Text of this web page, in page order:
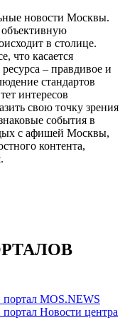
новости Москвы.
в столице.
что касается
– правдивое и
стандартов
интересов
свою точку зрения
события в
с афишей Москвы,
контента,
MOS.NEWS
Новости центра